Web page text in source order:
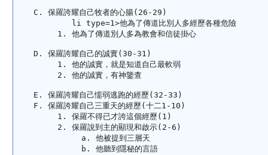
保羅誇耀自己牧者的心腸(26-29)
li type=1>他為了傳道比別人多經歷各種危險
他為了傳道別人多為教會和信徒掛心
保羅誇耀自己的誠實(30-31)
他的誠實，就是知道自己最軟弱
他的誠實，有神鑒查
保羅誇耀自己懦弱逃跑的經歷(32-33)
保羅誇耀自己三重天的經歷(十二1-10)
保羅不得已才誇這個經歷(1)
保羅說到主的顯現和啟示(2-6)
他被提到三層天
他聽到隱秘的言語